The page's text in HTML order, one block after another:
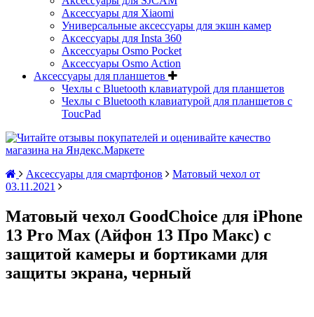
Аксессуары для Xiaomi
Универсальные аксессуары для экшн камер
Аксессуары для Insta 360
Аксессуары Osmo Pocket
Аксессуары Osmo Action
Аксессуары для планшетов
Чехлы с Bluetooth клавиатурой для планшетов
Чехлы с Bluetooth клавиатурой для планшетов с
ToucPad
Аксессуары для смартфонов
Матовый чехол от
03.11.2021
Матовый чехол GoodChoice для iPhone
13 Pro Max (Айфон 13 Про Макс) с
защитой камеры и бортиками для
защиты экрана, черный